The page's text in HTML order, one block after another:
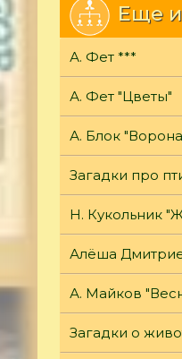
Еще
А. Фет ***
А. Фет "Цветы"
А. Блок
Загадки про
Н. Кукольник
Алёша
А. Майков
Загадки о